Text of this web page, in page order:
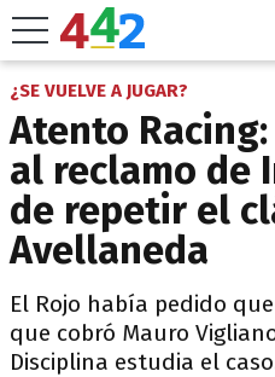
¿SE VUELVE A JUGAR?
Atento
al reclamo de
de repetir el
Avellaneda
El Rojo había pedido
que cobró Mauro
Disciplina estudia el